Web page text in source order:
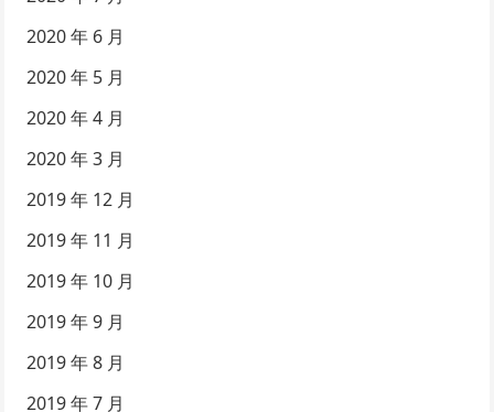
2020 年 6 月
2020 年 5 月
2020 年 4 月
2020 年 3 月
2019 年 12 月
2019 年 11 月
2019 年 10 月
2019 年 9 月
2019 年 8 月
2019 年 7 月